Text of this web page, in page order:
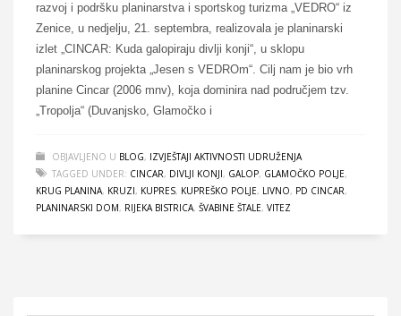
razvoj i podršku planinarstva i sportskog turizma „VEDRO“ iz
Zenice, u nedjelju, 21. septembra, realizovala je planinarski
izlet „CINCAR: Kuda galopiraju divlji konji“, u sklopu
planinarskog projekta „Jesen s VEDROm“. Cilj nam je bio vrh
planine Cincar (2006 mnv), koja dominira nad područjem tzv.
„Tropolja“ (Duvanjsko, Glamočko i
OBJAVLJENO U BLOG, IZVJEŠTAJI AKTIVNOSTI UDRUŽENJA
TAGGED UNDER: CINCAR, DIVLJI KONJI, GALOP, GLAMOČKO POLJE,
KRUG PLANINA, KRUZI, KUPRES, KUPREŠKO POLJE, LIVNO, PD CINCAR,
PLANINARSKI DOM, RIJEKA BISTRICA, ŠVABINE ŠTALE, VITEZ